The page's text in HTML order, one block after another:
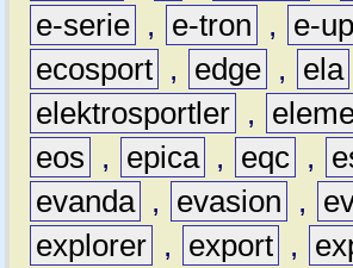
e-serie , e-tron , e-up
ecosport , edge , ela
elektrosportler ,
eos
, epica , eqc ,
evanda , evasion ,
explorer , export ,